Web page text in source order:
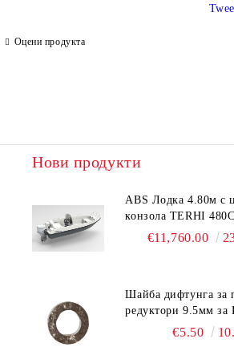
Ние ще се свържем с вас в рамките на
Оцени продукта
Нови продукти
ABS Лодка 4.80м с
конзола TERHI
€11,760.00
Шайба дифтунга за
редуктори 9.5мм за
DF150-DF350
€5.50